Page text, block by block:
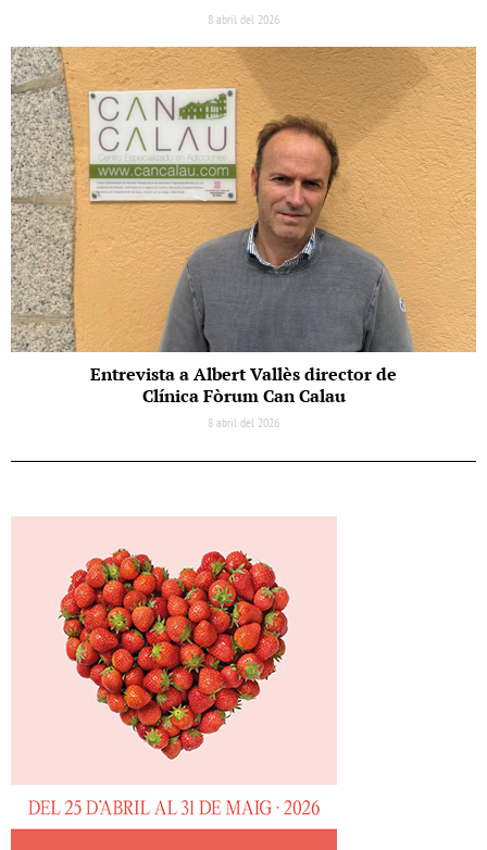
8 abril del 2026
Entrevista a Albert Vallès director de
Clínica Fòrum Can Calau
8 abril del 2026